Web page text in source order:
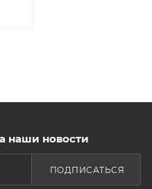
наши новости
ПОДПИСАТЬСЯ